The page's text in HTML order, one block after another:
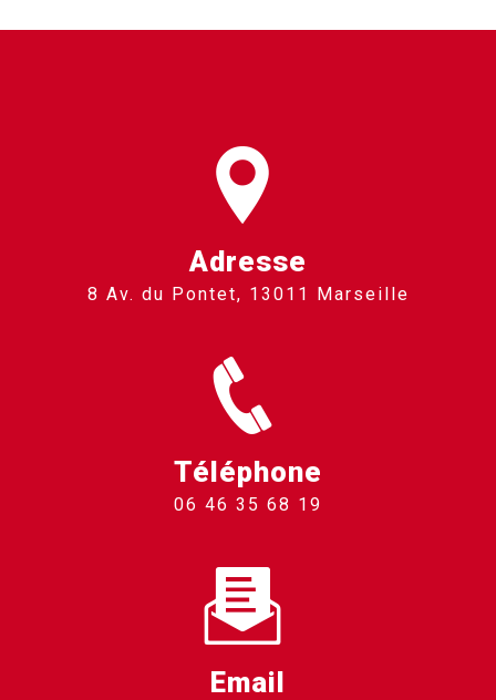
Adresse
8 Av. du Pontet, 13011 Marseille
Téléphone
06 46 35 68 19
Email